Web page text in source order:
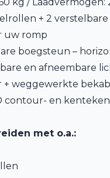
+ 2
uw romp
boegsteun –
en afneembare
+ weggewerkte
contour- en
met o.a.: